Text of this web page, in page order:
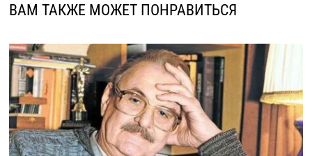
ВАМ ТАКЖЕ МОЖЕТ ПОНРАВИТЬСЯ